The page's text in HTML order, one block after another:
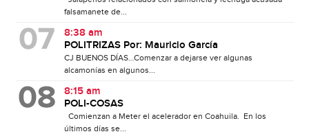
falsamanete de...
8:38 am
POLITRIZAS Por: Mauricio García
CJ BUENOS DÍAS…Comenzar a dejarse ver algunas
alcamonías en algunos...
8:15 am
POLI-COSAS
Comienzan a Meter el acelerador en Coahuila. En los
últimos días se...